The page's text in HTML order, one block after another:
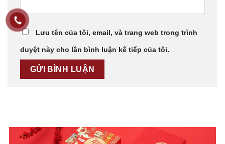
Lưu tên của tôi, email, và trang web trong trình
duyệt này cho lần bình luận kế tiếp của tôi.